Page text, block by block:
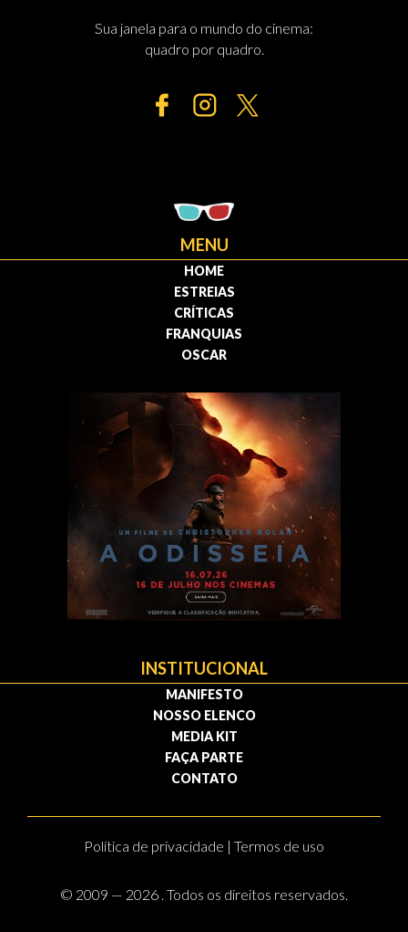
Sua janela para o mundo do cinema:
quadro por quadro.
MENU
HOME
ESTREIAS
CRÍTICAS
FRANQUIAS
OSCAR
INSTITUCIONAL
MANIFESTO
NOSSO ELENCO
MEDIA KIT
FAÇA PARTE
CONTATO
Política de privacidade | Termos de uso
© 2009 — 2026 . Todos os direitos reservados.